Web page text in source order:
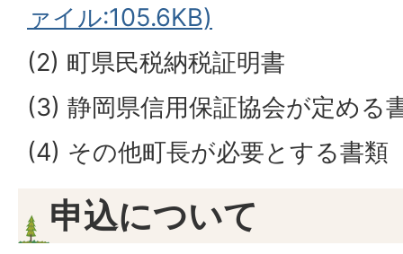
ァイル:105.6KB)
(2) 町県民税納税証明書
(3) 静岡県信用保証協会が定める
(4) その他町長が必要とする書類
申込について